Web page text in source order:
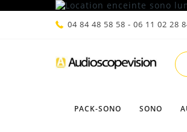
04 84 48 58 58 - 06 11 02 28
PACK-SONO SONO